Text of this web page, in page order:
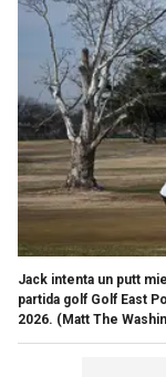
Jack intenta un putt
partida golf Golf East
2026. (Matt The